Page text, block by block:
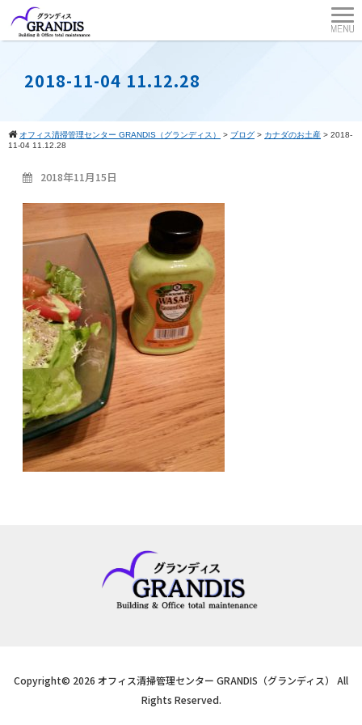
2018-11-04 11.12.28
オフィス清掃管理センター GRANDIS（グランディス） > ブログ > カナダのお土産 > 2018-
11-04 11.12.28
2018年11月15日
Copyright© 2026 オフィス清掃管理センター GRANDIS（グランディス） All
Rights Reserved.